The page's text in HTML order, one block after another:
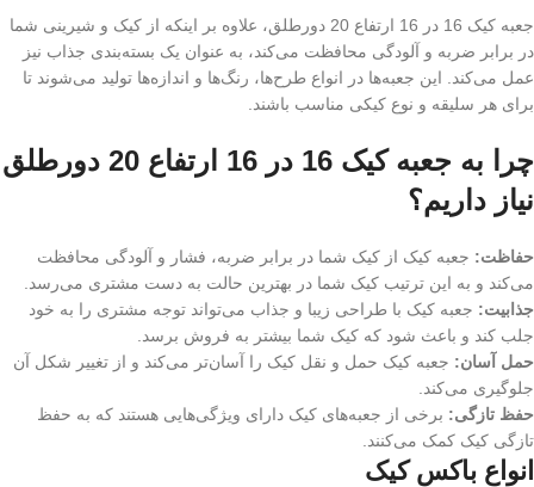
جعبه کیک 16 در 16 ارتفاع 20 دورطلق، علاوه بر اینکه از کیک و شیرینی شما
در برابر ضربه و آلودگی محافظت می‌کند، به عنوان یک بسته‌بندی جذاب نیز
عمل می‌کند. این جعبه‌ها در انواع طرح‌ها، رنگ‌ها و اندازه‌ها تولید می‌شوند تا
برای هر سلیقه و نوع کیکی مناسب باشند.
چرا به جعبه کیک 16 در 16 ارتفاع 20 دورطلق
نیاز داریم؟
حفاظت: جعبه کیک از کیک شما در برابر ضربه، فشار و آلودگی محافظت
می‌کند و به این ترتیب کیک شما در بهترین حالت به دست مشتری می‌رسد.
جذابیت: جعبه کیک با طراحی زیبا و جذاب می‌تواند توجه مشتری را به خود
جلب کند و باعث شود که کیک شما بیشتر به فروش برسد.
حمل آسان: جعبه کیک حمل و نقل کیک را آسان‌تر می‌کند و از تغییر شکل آن
جلوگیری می‌کند.
حفظ تازگی: برخی از جعبه‌های کیک دارای ویژگی‌هایی هستند که به حفظ
تازگی کیک کمک می‌کنند.
انواع باکس کیک